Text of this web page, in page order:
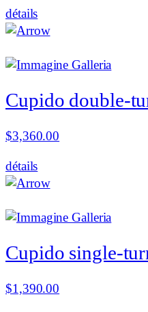
détails
Cupido double-
$3,360.00
détails
Cupido single-
$1,390.00